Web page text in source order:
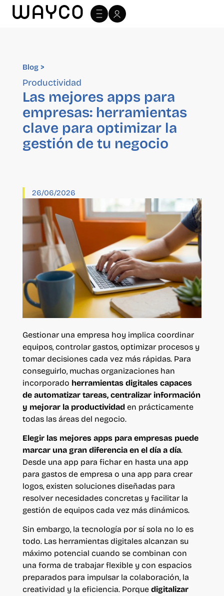
Blog >
Productividad
Las mejores apps para
empresas: herramientas
clave para optimizar la
gestión de tu negocio
26/06/2026
Gestionar una empresa hoy implica coordinar
equipos, controlar gastos, optimizar procesos y
tomar decisiones cada vez más rápidas. Para
conseguirlo, muchas organizaciones han
incorporado herramientas digitales capaces
de automatizar tareas, centralizar información
y mejorar la productividaden prácticamente
todas las áreas del negocio.
Elegir las mejores apps para empresas puede
marcar una gran diferencia en el día a día.
Desde una app para fichar en hasta una app
para gastos de empresa o una app para crear
logos, existen soluciones diseñadas para
resolver necesidades concretas y facilitar la
gestión de equipos cada vez más dinámicos.
Sin embargo, la tecnología por sí sola no lo es
todo. Las herramientas digitales alcanzan su
máximo potencial cuando se combinan con
una forma de trabajar flexible y con espacios
preparados para impulsar la colaboración, la
creatividad y la eficiencia. Porque digitalizar